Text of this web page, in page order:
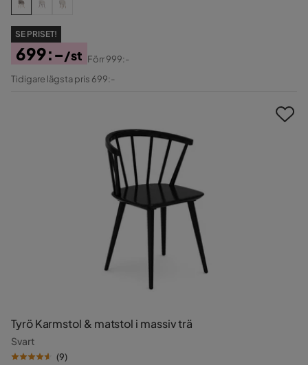
SE PRISET!
Pris
699:-/st
Original
Förr999:-
Tidigare lägsta pris 699:-
Tyrö Karmstol & matstol i massiv trä
Svart
(9)